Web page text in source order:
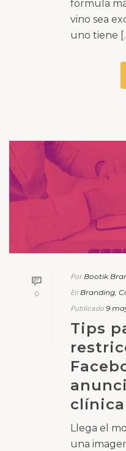
fórmula
vino sea
uno tiene
0
Por Bootik
En Branding,
Publicado 9
Tips
clínica
Llega el
una